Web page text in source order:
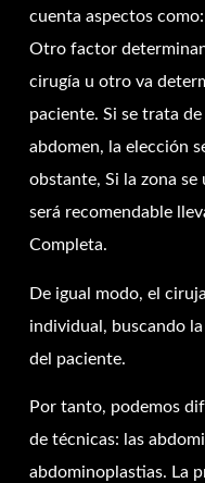
cuenta aspectos
Otro factor
cirugía u otro va
paciente. Si se trata
abdomen, la elección
obstante, Si la zona
será recomendable
Completa.
De igual modo, el
individual, buscando
del paciente.
Por tanto, podemos
de técnicas: las
abdominoplastias. La